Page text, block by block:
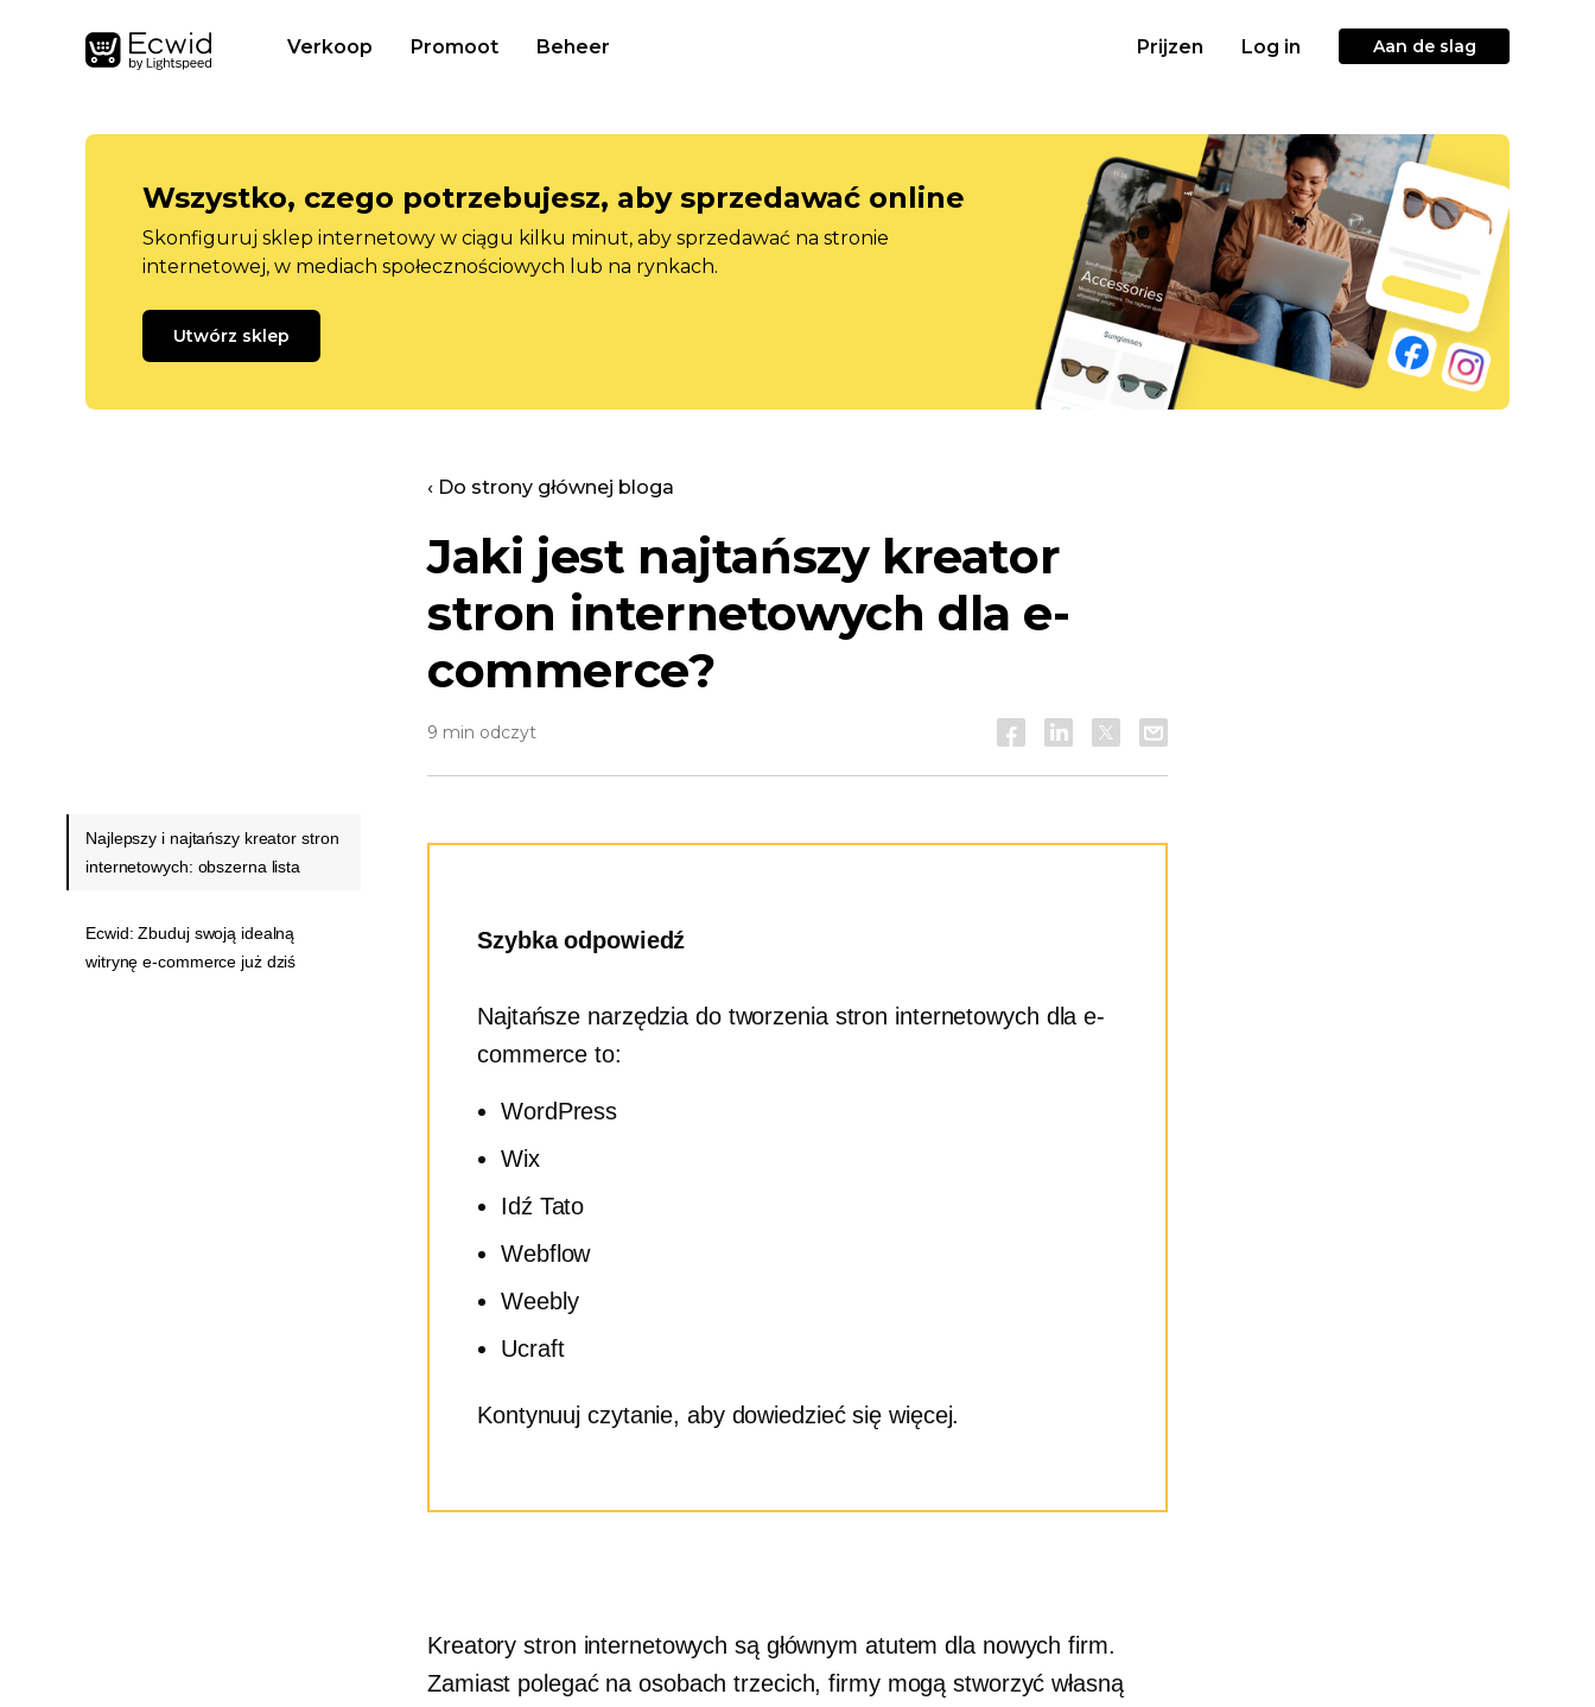
Verkoop Promoot Beheer Prijzen Log in Aan de slag
Wszystko, czego potrzebujesz, aby sprzedawać online
Skonfiguruj sklep internetowy w ciągu kilku minut, aby sprzedawać na stronie
internetowej, w mediach społecznościowych lub na rynkach.
Utwórz sklep
‹ Do strony głównej bloga
Jaki jest najtańszy kreator
stron internetowych dla e-
commerce?
9 min odczyt
Szybka odpowiedź
Najtańsze narzędzia do tworzenia stron internetowych dla e-
commerce to:
WordPress
Wix
Idź Tato
Webflow
Weebly
Ucraft
Kontynuuj czytanie, aby dowiedzieć się więcej.
Kreatory stron internetowych są głównym atutem dla nowych firm.
Zamiast polegać na osobach trzecich, firmy mogą stworzyć własną
Najlepszy i najtańszy kreator stron
internetowych: obszerna lista
Ecwid: Zbuduj swoją idealną
witrynę e-commerce już dziś